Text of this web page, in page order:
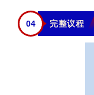
04 完整议程